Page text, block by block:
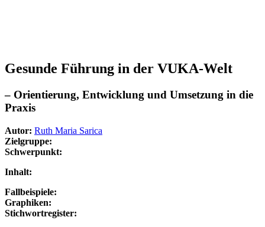
Gesunde Führung in der VUKA-Welt
– Orientierung, Entwicklung und Umsetzung in die
Praxis
Autor: Ruth Maria Sarica
Zielgruppe:
Schwerpunkt:
Inhalt:
Fallbeispiele:
Graphiken:
Stichwortregister: